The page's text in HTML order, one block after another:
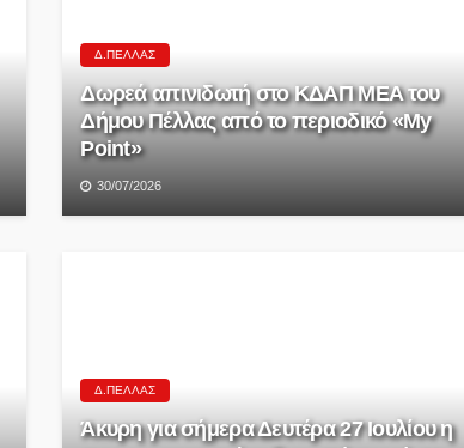
Δ.ΠΈΛΛΑΣ
Δωρεά απινιδωτή στο ΚΔΑΠ ΜΕΑ του
Δήμου Πέλλας από το περιοδικό «My
Point»
30/07/2026
Δ.ΠΈΛΛΑΣ
Άκυρη για σήμερα Δευτέρα 27 Ιουλίου η